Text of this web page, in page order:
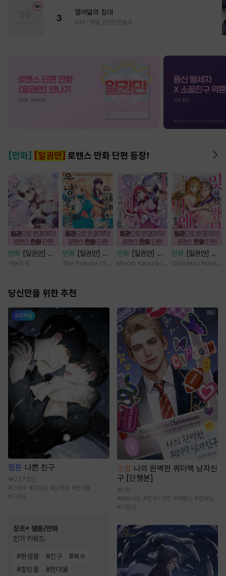
3
열여덟의 침대
자태 / 청담, (원작)문슬로
[만화] [일권만] 로맨스 만화 단편 등장!
만화
[일권만] 죽
을 뻔한 늑대가 운
카놀라 유
만화
[일권만] 전
하께서는 오늘도
(웃음) [단행본]
Shin Fukuda / Yoko Kurosu
만화
[일권만] 기
억상실 악역 영애
본]
Minoru Katsura / Mizune
만화
[일권만] 잊
혀진 왕녀지만 정
Odayaka / Maya
당신만을 위한 추천
웹툰 나쁜 친구
237.8만
#단정수 #미남공 #순정공 #현대물
#다정공
장르+ 웹툰/만화
인기 키워드
#환생물 #친구 #복수
#힐링물 #현대물
소설 나의 완벽한 쿼터백 남자친
구 [단행본]
1천
#외유내강 #친구>연인 #재벌남 #집착남
#다정녀